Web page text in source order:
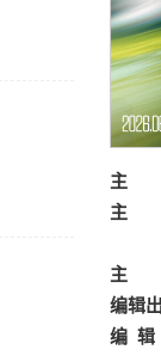
主
主
主
编辑出
编 辑